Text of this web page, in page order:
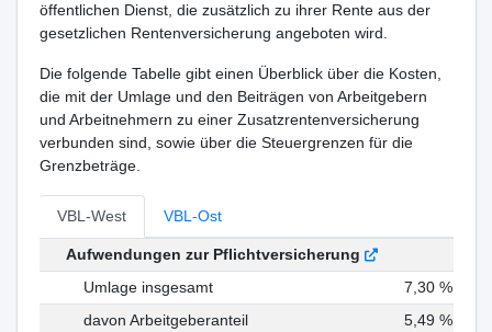
öffentlichen Dienst, die zusätzlich zu ihrer Rente aus der
gesetzlichen Rentenversicherung angeboten wird.
Die folgende Tabelle gibt einen Überblick über die Kosten,
die mit der Umlage und den Beiträgen von Arbeitgebern
und Arbeitnehmern zu einer Zusatzrentenversicherung
verbunden sind, sowie über die Steuergrenzen für die
Grenzbeträge.
VBL-West VBL-Ost
Aufwendungen zur Pflichtversicherung
Umlage insgesamt
7,30 %
davon Arbeitgeberanteil
5,49 %